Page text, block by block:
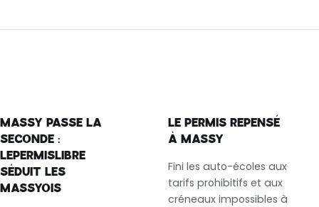
MASSY PASSE LA
SECONDE :
LEPERMISLIBRE
SÉDUIT LES
MASSYOIS
LE PERMIS REPENSÉ
À MASSY
Fini les auto-écoles aux
tarifs prohibitifs et aux
créneaux impossibles à